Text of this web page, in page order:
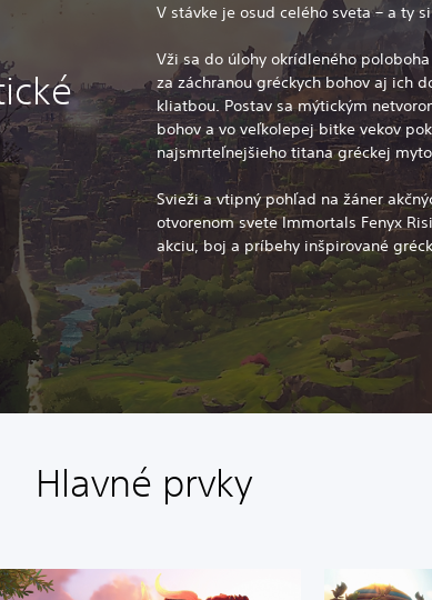
V stávke je osud celého sveta – a ty
Vži sa do úlohy okrídleného
za záchranou gréckych bohov aj ich
kliatbou. Postav sa mýtickým
bohov a vo veľkolepej bitke vekov
najsmrteľnejšieho titana gréckej
Svieži a vtipný pohľad na žáner
otvorenom svete Immortals Fenyx
akciu, boj a príbehy inšpirované
Hlavné prvky